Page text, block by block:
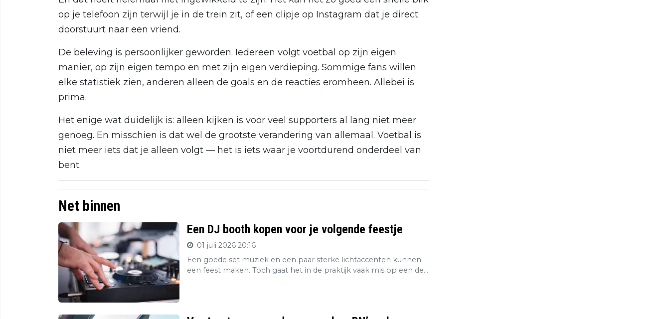
op je telefoon zijn terwijl je in de trein zit, of een clipje op Instagram dat je direct
doorstuurt naar een vriend.
De beleving is persoonlijker geworden. Iedereen volgt voetbal op zijn eigen
manier, op zijn eigen tempo en met zijn eigen verdieping. Sommige fans willen
elke statistiek zien, anderen alleen de goals en de reacties eromheen. Allebei is
prima.
Het enige wat duidelijk is: alleen kijken is voor veel supporters al lang niet meer
genoeg. En misschien is dat wel de grootste verandering van allemaal. Voetbal is
niet meer iets dat je alleen volgt — het is iets waar je voortdurend onderdeel van
bent.
Net binnen
Een DJ booth kopen voor je volgende feestje
01 juli 2026 20:16
Een goede set muziek en een paar sterke lichtaccenten kunnen
een feest maken. Toch gaat het in de praktijk vaak mis op een de...